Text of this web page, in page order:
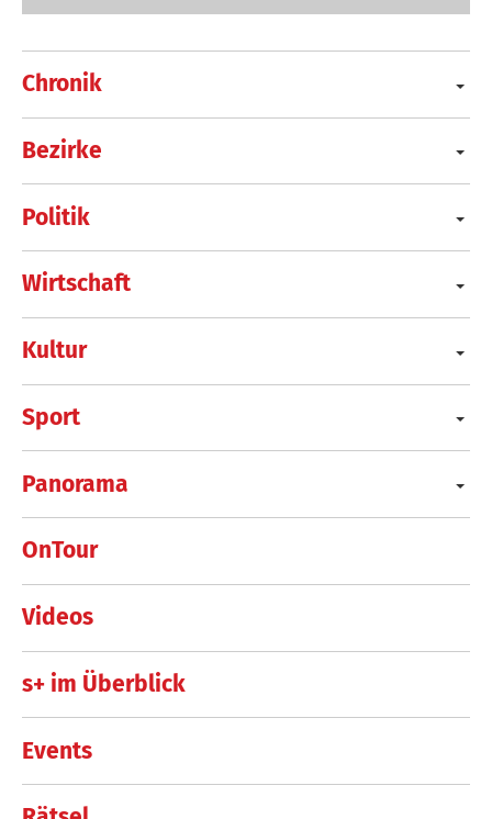
Chronik
Bezirke
Politik
Wirtschaft
Kultur
Sport
Panorama
OnTour
Videos
s+ im Überblick
Events